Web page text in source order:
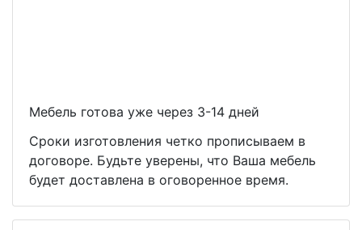
Мебель готова уже через 3-14 дней
Сроки изготовления четко прописываем в
договоре. Будьте уверены, что Ваша мебель
будет доставлена в оговоренное время.